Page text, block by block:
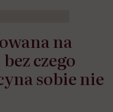
na
czego
sobie nie